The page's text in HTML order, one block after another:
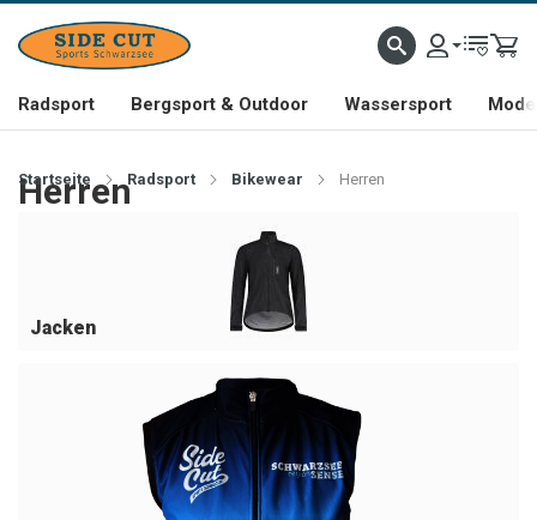
Radsport Bergsport & Outdoor Wassersport
Startseite Radsport Bikewear Herren
Herren
Jacken